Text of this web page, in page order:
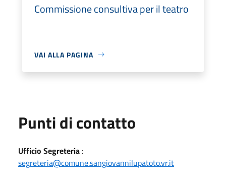
Commissione consultiva per il teatro
VAI ALLA PAGINA
Punti di contatto
Ufficio Segreteria :
segreteria@comune.sangiovannilupatoto.vr.it